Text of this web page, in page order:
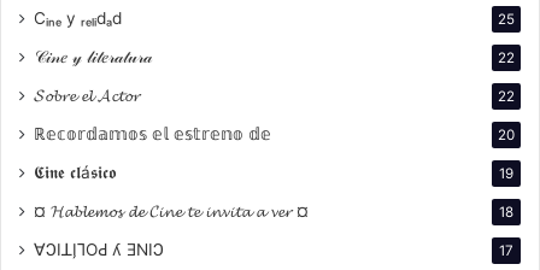
casting, Carlos Mentasti apostó por Francella,
asegurando el éxito antes de que las cámaras
Reconocimiento internacional
En 2003, fue invitado al Festival Internacional de Cine
Cᵢₙₑ y ᵣₑₗᵢdₐd 25
𝒞𝒾𝓃𝑒 𝓎 𝓁𝒾𝓉𝑒𝓇𝒶𝓉𝓊𝓇𝒶 22
𝓢𝓸𝓫𝓻𝓮 𝓮𝓵 𝓐𝓬𝓽𝓸𝓻 22
ℝ𝕖𝕔𝕠𝕣𝕕𝕒𝕞𝕠𝕤 𝕖𝕝 𝕖𝕤𝕥𝕣𝕖𝕟𝕠 𝕕𝕖 20
𝕮𝖎𝖓𝖊 𝖈𝖑á𝖘𝖎𝖈𝖔 19
¤ 𝓗𝓪𝓫𝓵𝓮𝓶𝓸𝓼 𝓭𝓮 𝓒𝓲𝓷𝓮 𝓽𝓮 𝓲𝓷𝓿𝓲𝓽𝓪 𝓪 𝓿𝓮𝓻 ¤ 18
∀ϽIꓕI̗⅂OԀ ʎ ƎNIϽ 17